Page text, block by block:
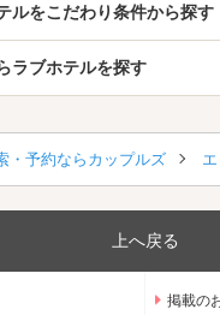
ルをこだわり条件から探す
ラブホテルを探す
・予約ならカップルズ
上へ戻る
掲載の